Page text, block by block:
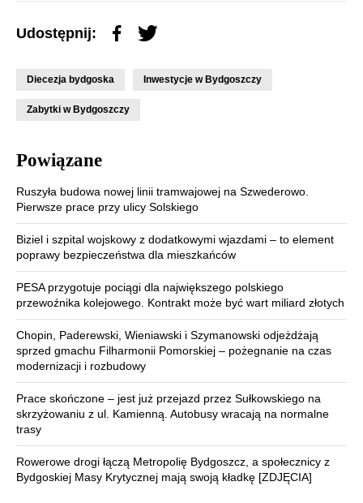
Udostępnij:
Diecezja bydgoska Inwestycje w Bydgoszczy
Zabytki w Bydgoszczy
Powiązane
Ruszyła budowa nowej linii tramwajowej na Szwederowo.
Pierwsze prace przy ulicy Solskiego
Biziel i szpital wojskowy z dodatkowymi wjazdami – to element
poprawy bezpieczeństwa dla mieszkańców
PESA przygotuje pociągi dla największego polskiego
przewoźnika kolejowego. Kontrakt może być wart miliard złotych
Chopin, Paderewski, Wieniawski i Szymanowski odjeżdżają
sprzed gmachu Filharmonii Pomorskiej – pożegnanie na czas
modernizacji i rozbudowy
Prace skończone – jest już przejazd przez Sułkowskiego na
skrzyżowaniu z ul. Kamienną. Autobusy wracają na normalne
trasy
Rowerowe drogi łączą Metropolię Bydgoszcz, a społecznicy z
Bydgoskiej Masy Krytycznej mają swoją kładkę [ZDJĘCIA]